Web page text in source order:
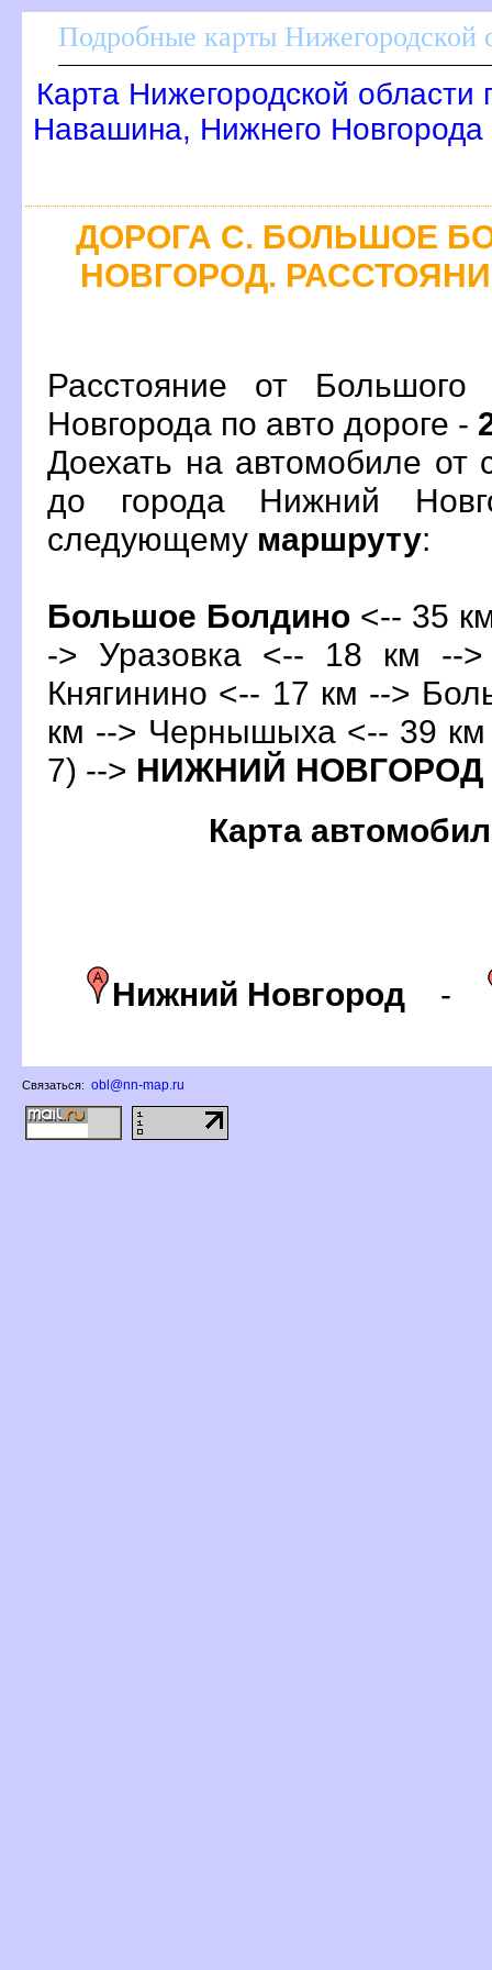
Подробные карты Нижегородской
Карта Нижегородской области
Навашина, Нижнего Новгорода
ДОРОГА С. БОЛЬШОЕ
НОВГОРОД.
Расстояние от
Новгорода по авто дороге -
Доехать на автомобиле
до города Нижний
следующему маршруту:
Большое Болдино<-- 35
-> Уразовка <-- 18 км --
Княгинино <-- 17 км -->
км --> Чернышыха <-- 39
7) --> НИЖНИЙ НОВГОРОД
Карта
Нижний Новгород -
Связаться: obl@nn-map.ru